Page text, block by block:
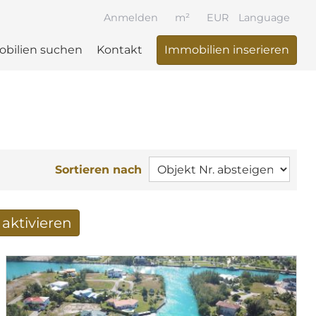
Language
suchen Kontakt Immobilien inserieren
Anmelden EUR
m²
Sortieren nach